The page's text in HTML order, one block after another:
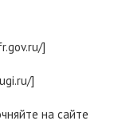
]
]
на сайте